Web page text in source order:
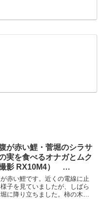
が赤い鯉・菅堀のシラサ
実を食べるオナガとムク
撮影 RX10M4）
20
赤い鯉です。近くの電線に止
子を見ていましたが、しばら
に降り立ちました。柿の木に